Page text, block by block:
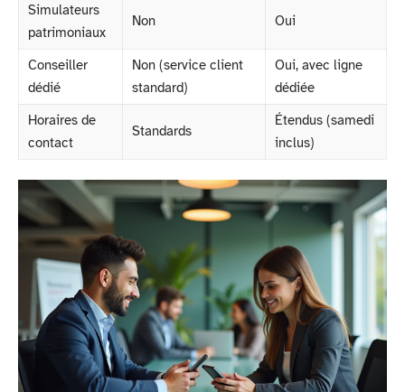
Simulateurs
patrimoniaux
Non Oui
Conseiller
dédié
Non (service client
standard)
Oui, avec ligne
dédiée
Horaires de
contact
Standards
Étendus (samedi
inclus)